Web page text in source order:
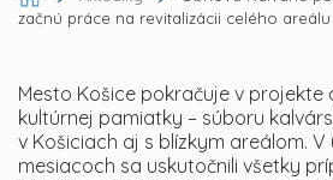
začnú práce na revitalizácii celého areálu
Mesto Košice pokračuje v projekte
kultúrnej pamiatky – súboru
v Košiciach aj s blízkym areálom. V
mesiacoch sa uskutočnili všetky